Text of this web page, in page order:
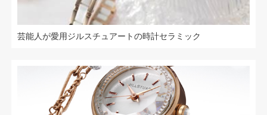
芸能人が愛用ジルスチュアートの時計セラミック